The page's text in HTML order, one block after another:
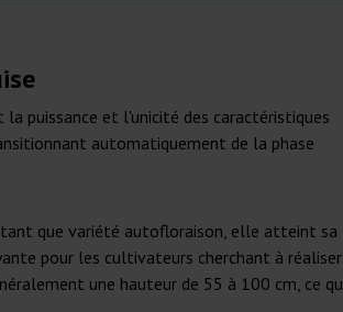
puissance et l'unicité des caractéristiques
automatiquement de la phase
tant que variété autofloraison, elle atteint sa
pour les cultivateurs cherchant à réaliser
une hauteur de 55 à 100 cm, ce